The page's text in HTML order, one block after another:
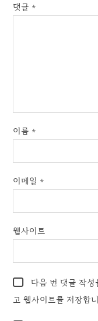
댓글 *
이름 *
이메일 *
웹사이트
다음 번 댓글 작
고 웹사이트를 저장합